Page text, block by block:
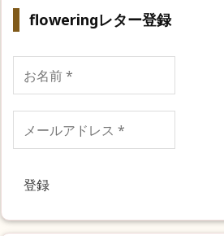
floweringレター登録
名
前
*
ル
ド
ス